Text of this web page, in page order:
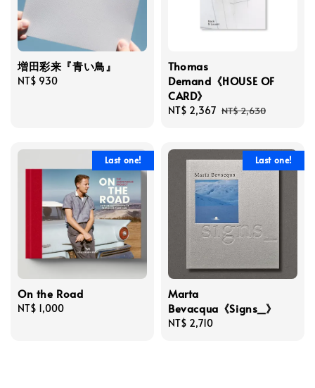
増田彩来『青い鳥』
Regular
NT$ 930
Thomas
Demand《HOUSE OF
CARD》
Sale
NT$ 2,367 Regular
NT$ 2,630
Last one!
On the Road
Regular
NT$ 1,000
Last one!
Marta
Bevacqua《Signs_》
Regular
NT$ 2,710